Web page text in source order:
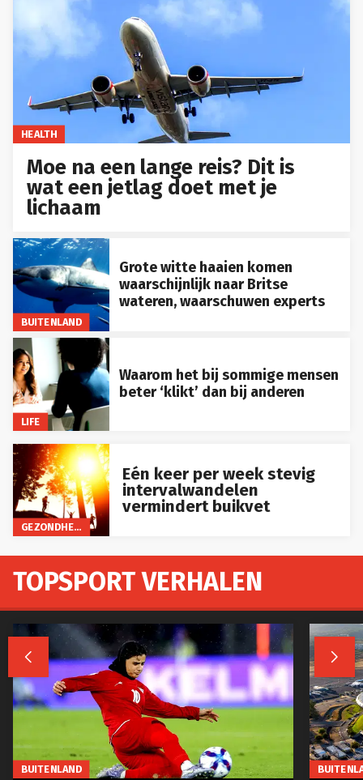
HEALTH
Moe na een lange reis? Dit is
wat een jetlag doet met je
lichaam
BUITENLAND
Grote witte haaien komen
waarschijnlijk naar Britse
wateren, waarschuwen experts
LIFE
Waarom het bij sommige mensen
beter ‘klikt’ dan bij anderen
GEZONDHEID
Eén keer per week stevig
intervalwandelen
vermindert buikvet
TOPSPORT VERHALEN
 
BUITENLAND